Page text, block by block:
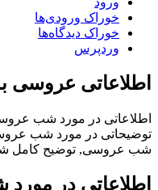
خوراک ورودی‌ها
خوراک دیدگاه‌ها
وردپرس
اطلاعاتی عروسی
اطلاعاتی در مورد شب عروسی
توضیحاتی در مورد شب
شب عروسی, توضیح کامل
اطلاعاتی در